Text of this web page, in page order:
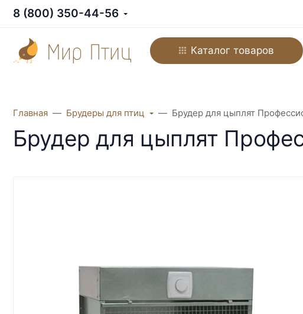
8 (800) 350-44-56
Каталог товаров
Главная Брудеры для птиц Брудер для цыплят
Брудер для цыплят